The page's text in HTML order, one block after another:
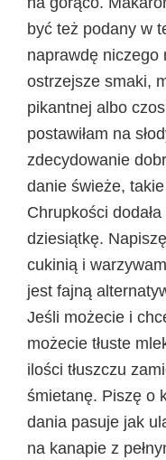
być też podany w
naprawdę niczego
ostrzejsze smaki,
pikantnej albo
postawiłam na
zdecydowanie
danie świeże,
Chrupkości
dziesiątkę.
cukinią i
jest fajną
Jeśli możecie i
możecie tłuste
ilości tłuszczu
śmietanę. Piszę o
dania pasuje jak
na kanapie z